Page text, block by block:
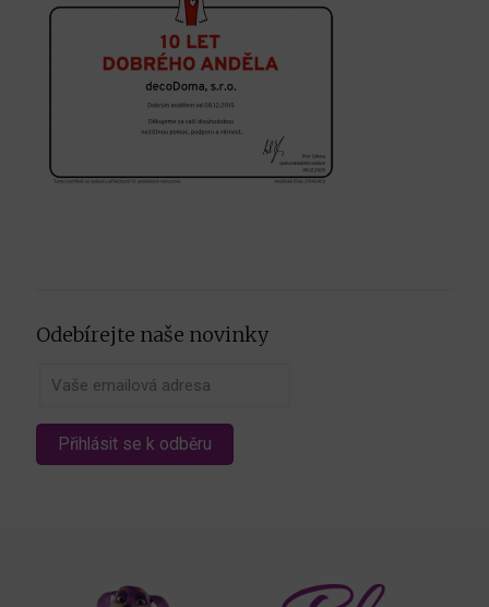
Odebírejte naše novinky